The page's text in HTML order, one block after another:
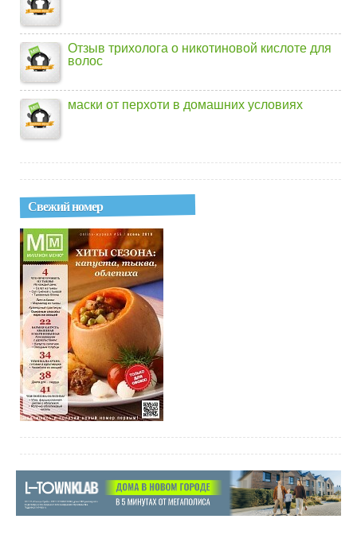
Отзыв трихолога о никотиновой кислоте для
волос
маски от перхоти в домашних условиях
Свежий номер